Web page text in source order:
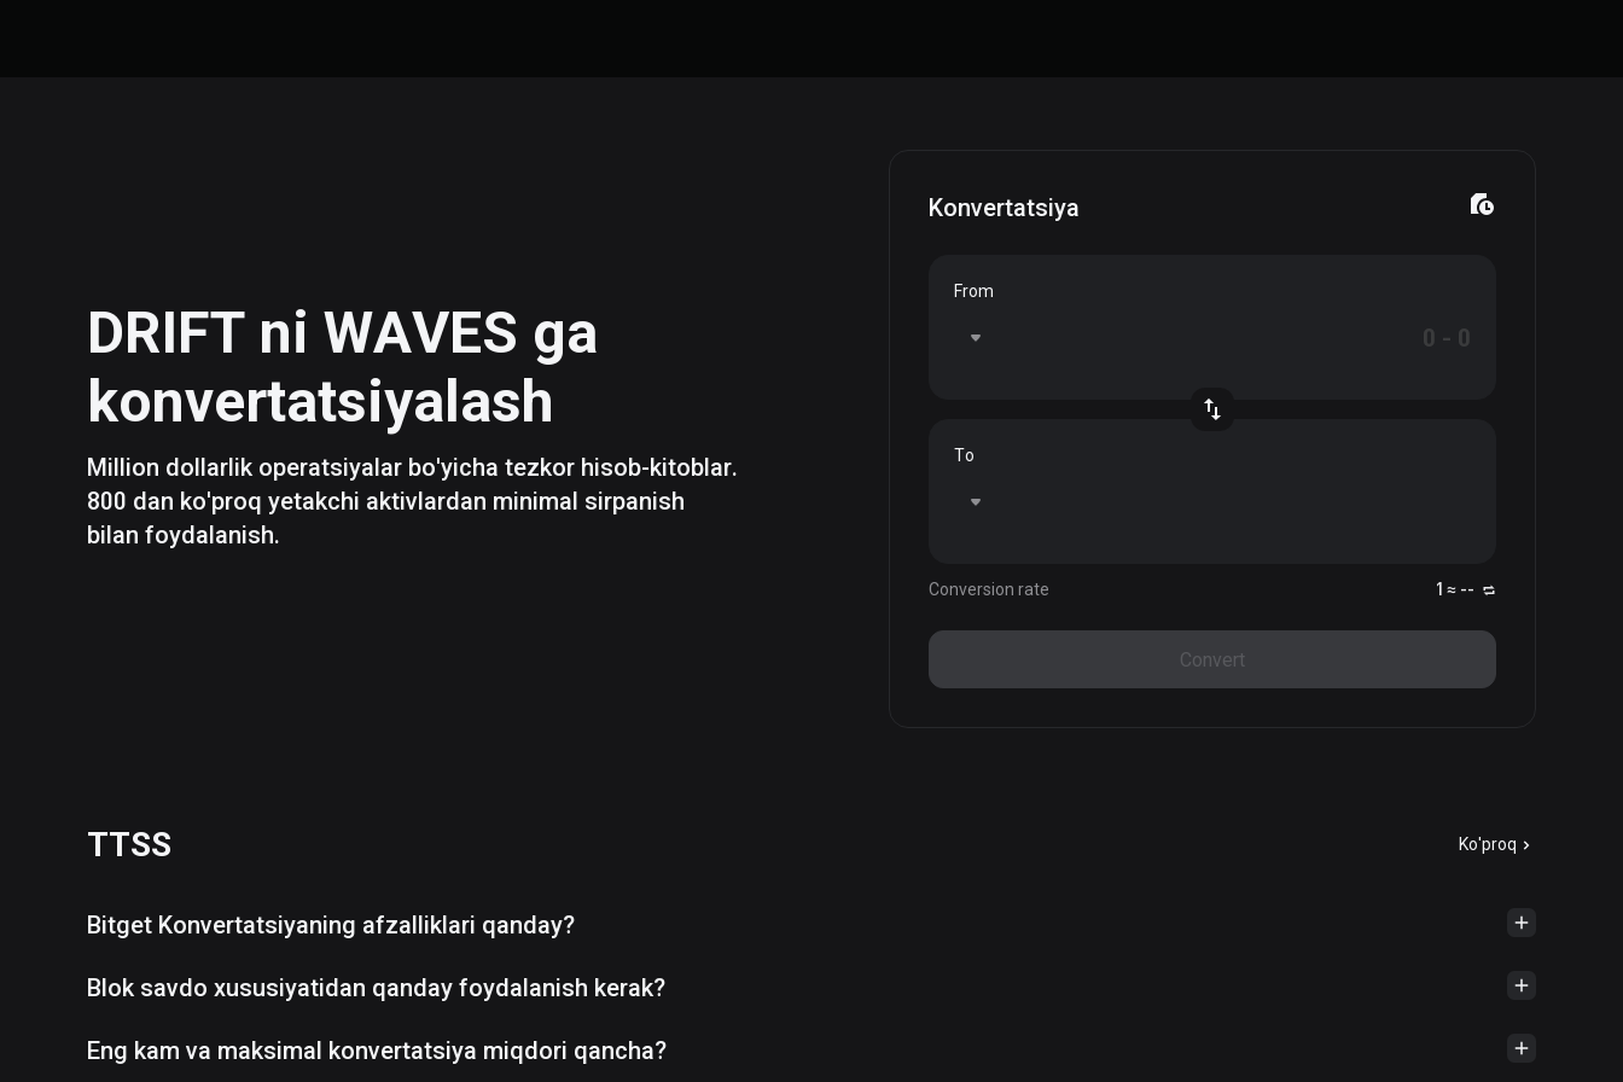
DRIFT ni WAVES ga
konvertatsiyalash
Million dollarlik operatsiyalar bo'yicha tezkor hisob-kitoblar.
800 dan ko'proq yetakchi aktivlardan minimal sirpanish
bilan foydalanish.
Konvertatsiya
From
To
Conversion rate 1 ≈ --
Convert
TTSS Ko'proq
Bitget Konvertatsiyaning afzalliklari qanday?
Blok savdo xususiyatidan qanday foydalanish kerak?
Eng kam va maksimal konvertatsiya miqdori qancha?